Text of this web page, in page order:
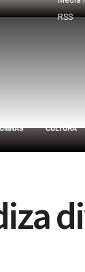
RSS
CULTURA